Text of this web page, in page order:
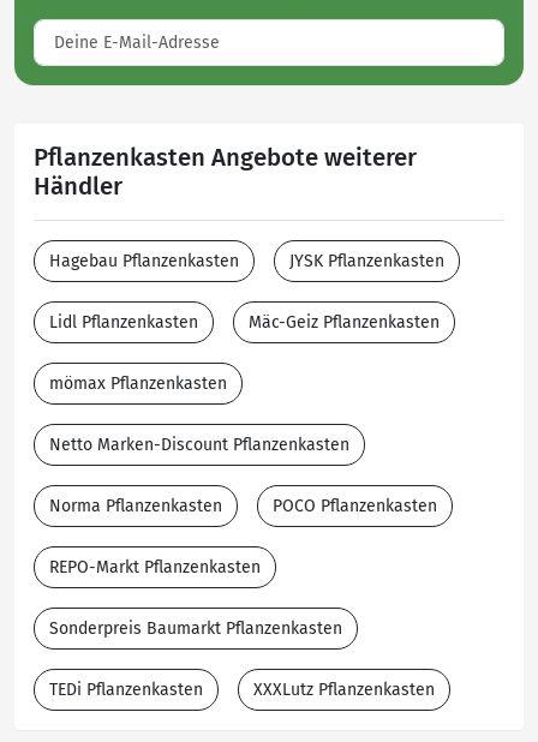
Pflanzenkasten Angebote weiterer
Händler
Hagebau Pflanzenkasten JYSK Pflanzenkasten
Lidl Pflanzenkasten Mäc-Geiz Pflanzenkasten
mömax Pflanzenkasten
Netto Marken-Discount Pflanzenkasten
Norma Pflanzenkasten POCO Pflanzenkasten
REPO-Markt Pflanzenkasten
Sonderpreis Baumarkt Pflanzenkasten
TEDi Pflanzenkasten XXXLutz Pflanzenkasten